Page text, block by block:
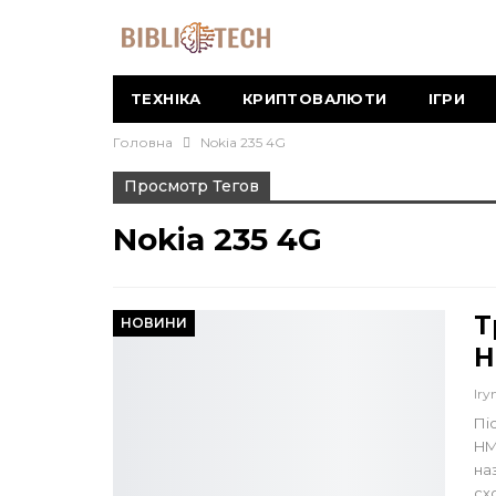
ТЕХНІКА КРИПТОВАЛЮТИ ІГРИ
Головна Nokia 235 4G
Просмотр Тегов
Nokia 235 4G
НОВИНИ